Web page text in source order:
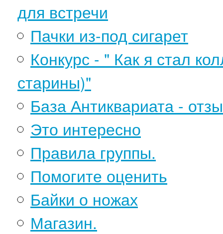
для встречи
Пачки из-под сигарет
Конкурс - " Как я стал
старины)"
База Антиквариата -
Это интересно
Правила группы.
Помогите оценить
Байки о ножах
Магазин.